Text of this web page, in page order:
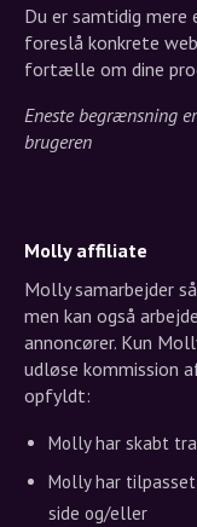
Du er samtidig
foreslå konkrete
fortælle om dine
Eneste begrænsning
brugeren
Molly affiliate
Molly samarbejder
men kan også
annoncører. Kun
udløse kommission
opfyldt:
Molly har skabt
Molly har
side og/eller